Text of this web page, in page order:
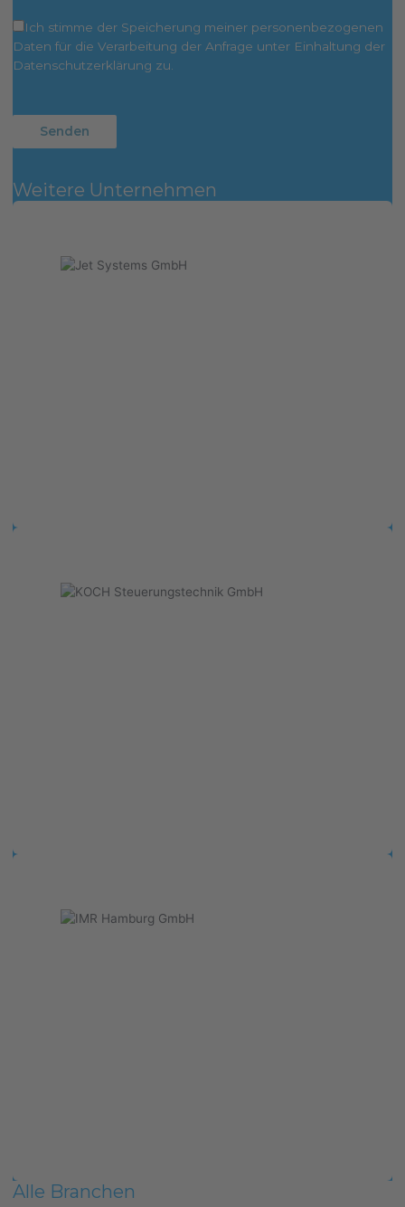
Ich stimme der Speicherung meiner personenbezogenen
Daten für die Verarbeitung der Anfrage unter Einhaltung der
Datenschutzerklärung zu.
Weitere Unternehmen
Alle Branchen